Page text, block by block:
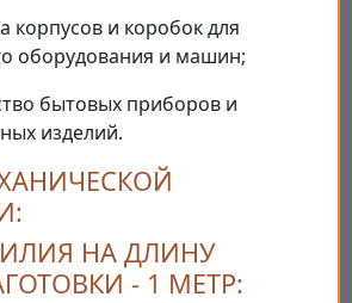
корпусов и коробок для
оборудования и машин;
бытовых приборов и
изделий.
НА ДЛИНУ
- 1 МЕТР: